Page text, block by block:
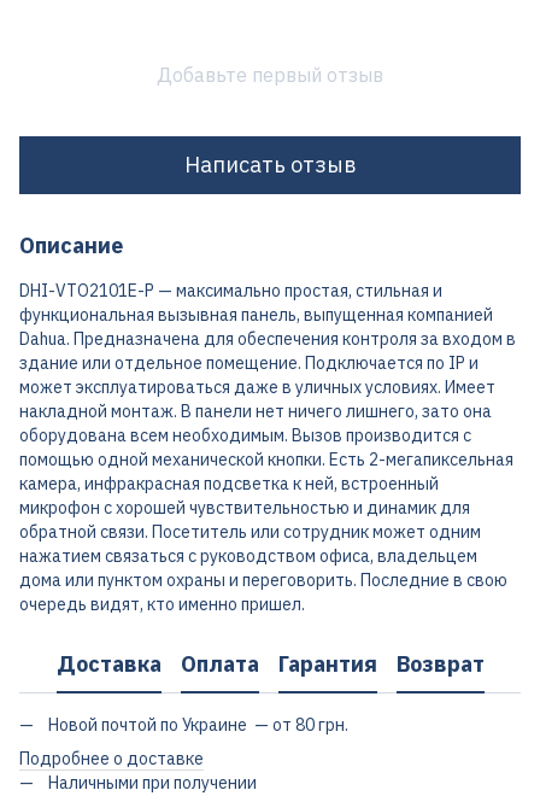
Добавьте первый отзыв
Написать отзыв
Описание
DHI-VTO2101E-P — максимально простая, стильная и
функциональная вызывная панель, выпущенная компанией
Dahua. Предназначена для обеспечения контроля за входом в
здание или отдельное помещение. Подключается по IP и
может эксплуатироваться даже в уличных условиях. Имеет
накладной монтаж. В панели нет ничего лишнего, зато она
оборудована всем необходимым. Вызов производится с
помощью одной механической кнопки. Есть 2-мегапиксельная
камера, инфракрасная подсветка к ней, встроенный
микрофон с хорошей чувствительностью и динамик для
обратной связи. Посетитель или сотрудник может одним
нажатием связаться с руководством офиса, владельцем
дома или пунктом охраны и переговорить. Последние в свою
очередь видят, кто именно пришел.
Доставка Оплата Гарантия Возврат
Новой почтой по Украине — от 80 грн.
Подробнее о доставке
Наличными при получении